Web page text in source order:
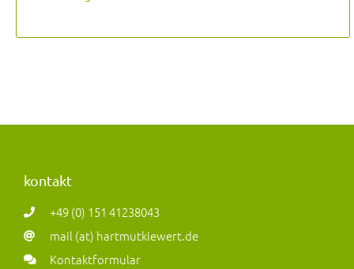
kontakt
+49 (0) 151 41238043
mail (at) hartmutkiewert.de
Kontaktformular